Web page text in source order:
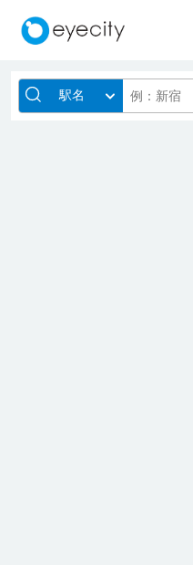
駅名